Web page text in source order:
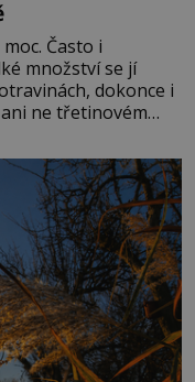
Často i
množství se jí
dokonce i
ne třetinovém
zásadní pro